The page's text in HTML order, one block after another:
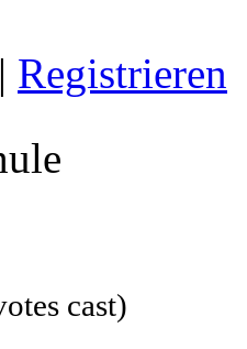
| Registrieren
cast)